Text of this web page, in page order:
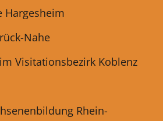
Hargesheim
Nahe
Visitationsbezirk Koblenz
Rhein-